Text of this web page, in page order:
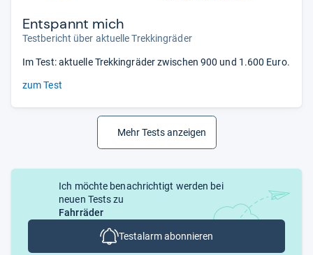
Entspannt mich
Testbericht über aktuelle Trekkingräder
Im Test: aktuelle Trekkingräder zwischen 900 und 1.600 Euro.
zum Test
Mehr Tests anzeigen
Ich möchte benachrichtigt werden bei
neuen Tests zu
Fahrräder
Testalarm abonnieren